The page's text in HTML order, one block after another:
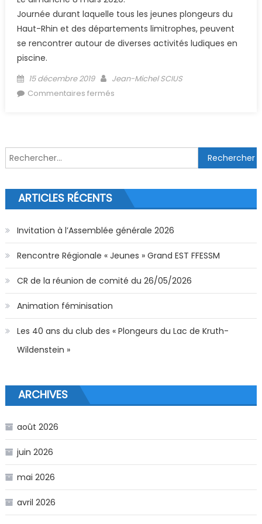
Journée durant laquelle tous les jeunes plongeurs du
Haut-Rhin et des départements limitrophes, peuvent
se rencontrer autour de diverses activités ludiques en
piscine.
Posted on
15 décembre 2019 Author
Jean-Michel SCIUS
Commentaires fermés
Rechercher :
ARTICLES RÉCENTS
Invitation à l’Assemblée générale 2026
Rencontre Régionale « Jeunes » Grand EST FFESSM
CR de la réunion de comité du 26/05/2026
Animation féminisation
Les 40 ans du club des « Plongeurs du Lac de Kruth-
Wildenstein »
ARCHIVES
août 2026
juin 2026
mai 2026
avril 2026